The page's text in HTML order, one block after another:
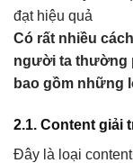
đạt hiệu quả
Có rất nhiều
người ta thường
bao gồm những
2.1. Content giải
Đây là loại